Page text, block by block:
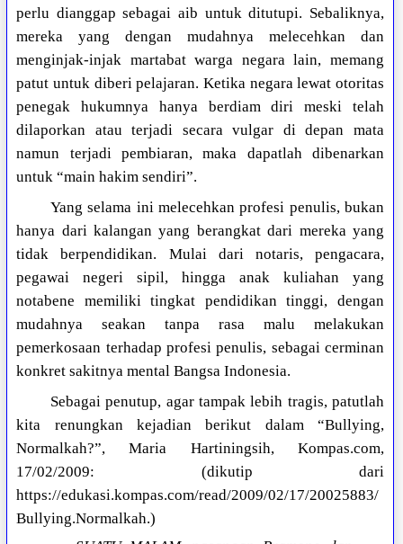
perlu dianggap sebagai aib untuk ditutupi. Sebaliknya,
mereka yang dengan mudahnya melecehkan dan
menginjak-injak martabat warga negara lain, memang
patut untuk diberi pelajaran. Ketika negara lewat otoritas
penegak hukumnya hanya berdiam diri meski telah
dilaporkan atau terjadi secara vulgar di depan mata
namun terjadi pembiaran, maka dapatlah dibenarkan
untuk “main hakim sendiri”.
Yang selama ini melecehkan profesi penulis, bukan
hanya dari kalangan yang berangkat dari mereka yang
tidak berpendidikan. Mulai dari notaris, pengacara,
pegawai negeri sipil, hingga anak kuliahan yang
notabene memiliki tingkat pendidikan tinggi, dengan
mudahnya seakan tanpa rasa malu melakukan
pemerkosaan terhadap profesi penulis, sebagai cerminan
konkret sakitnya mental Bangsa Indonesia.
Sebagai penutup, agar tampak lebih tragis, patutlah
kita renungkan kejadian berikut dalam “Bullying,
Normalkah?”, Maria Hartiningsih, Kompas.com,
17/02/2009: (dikutip dari
https://edukasi.kompas.com/read/2009/02/17/20025883/
Bullying.Normalkah.)